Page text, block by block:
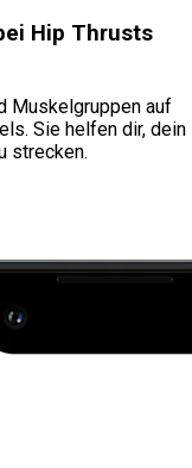
Hip Thrusts
Muskelgruppen auf
Sie helfen dir, dein
strecken.